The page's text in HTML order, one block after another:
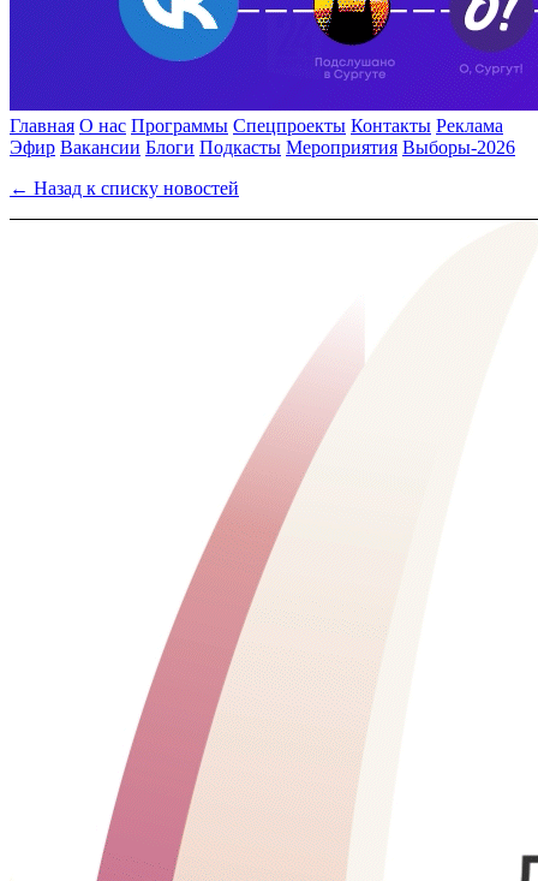
Главная О нас Программы Спецпроекты Контакты Реклама
Эфир Вакансии Блоги Подкасты Мероприятия Выборы-2026
← Назад к списку новостей